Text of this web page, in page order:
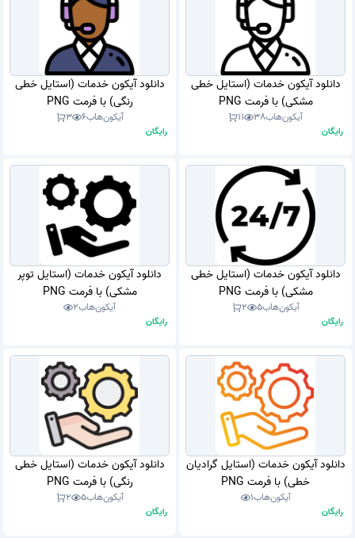
دانلود آیکون خدمات (استایل خطی
مشکی) با فرمت PNG
آیکون‌هاب38
11
رایگان
دانلود آیکون خدمات (استایل خطی
رنگی) با فرمت PNG
آیکون‌هاب6
3
رایگان
دانلود آیکون خدمات (استایل خطی
مشکی) با فرمت PNG
آیکون‌هاب5
2
رایگان
دانلود آیکون خدمات (استایل توپر
مشکی) با فرمت PNG
آیکون‌هاب2
رایگان
دانلود آیکون خدمات (استایل گرادیان
خطی) با فرمت PNG
آیکون‌هاب1
رایگان
دانلود آیکون خدمات (استایل خطی
رنگی) با فرمت PNG
آیکون‌هاب5
2
رایگان